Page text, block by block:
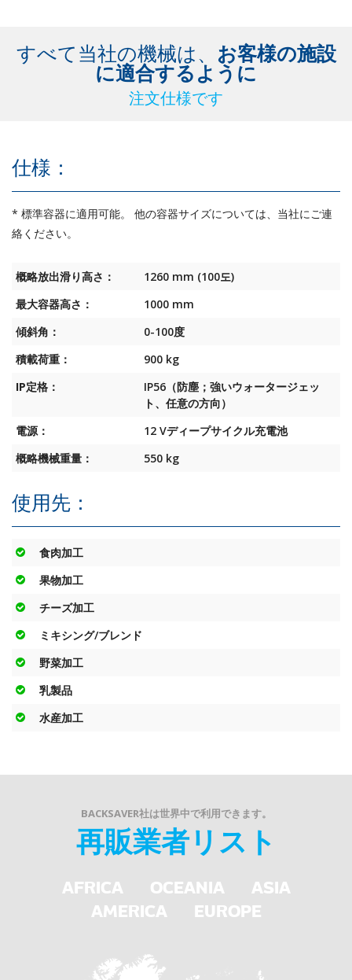
BRLT 機械は非常に安全です。 さらに大きな安全性として、BRLT
機械は、作業中に特別な注意をひくように、動作中の部分につい
て他の社員に警告する警告音とLED点滅警告灯を特徴としていま
Backsaverは、特に食品産業用に開発されています。 Backsaverは
安全に操作でき、食品との直接接触に向いています。 これらの機
械はステンレススチール製ですが、それは簡単な浄化と、高圧洗
浄機を使えるようにする洗浄のためです。 BRLTは、2010年以来
オランダで巧みに計画されて、設計され、製造されてきました。
一対の油圧シリンダー（それぞれ昇降用と傾斜用）
警告音
LED点滅警告灯
強力な充電池
各側面にある独立制御部
デッドマンボタン（上昇/下降）
利用可能なオプション:
XXX度で1410 mmまでの高さで投入するための延長ストロ
改良品フロー向けの先細り排出シュート/狭い吐出口
延長された排出シュート： 機械のフレームの変更なしに100
mmまで
様々な容器サイズ向けの調整可能か、揺れるか、またはカス
タマイズされたリテイニングバー
異なる最大傾斜角： 90、100、および108度
固定使用向けに、電池式の代わりにプラグイン（400 V）式
すべて当社の機械は、 お客様の施設
に適合するように
注文仕様です
仕様：
* 標準容器に適用可能。 他の容器サイズについては、当社にご連
絡ください。
概略放出滑り高さ：
1260 mm (100도)
最大容器高さ：
1000 mm
傾斜角：
0-100度
積載荷重：
900 kg
IP定格：
IP56（防塵；強いウォータージェッ
ト、任意の方向）
電源：
12 Vディープサイクル充電池
概略機械重量：
550 kg
使用先：
食肉加工
果物加工
チーズ加工
ミキシング/ブレンド
野菜加工
乳製品
水産加工
BACKSAVER社は世界中で利用できます。
再販業者リスト
AFRICA OCEANIA
ASIA
AMERICA
EUROPE